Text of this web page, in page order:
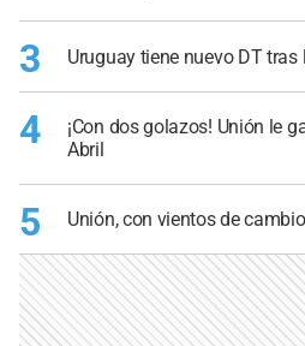
3 Uruguay tiene nuevo DT
4
¡Con dos golazos! Unión le
Abril
5 Unión, con vientos de